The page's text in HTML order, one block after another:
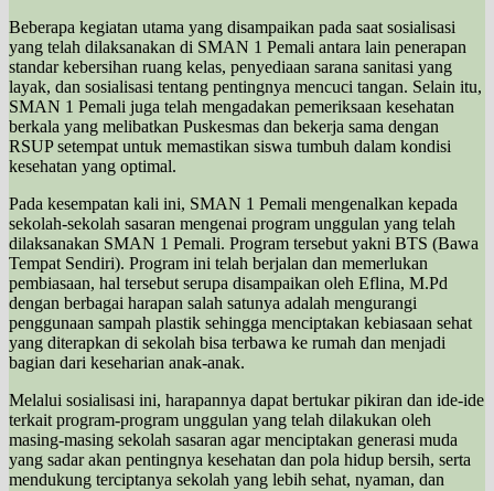
Beberapa kegiatan utama yang disampaikan pada saat sosialisasi
yang telah dilaksanakan di SMAN 1 Pemali antara lain penerapan
standar kebersihan ruang kelas, penyediaan sarana sanitasi yang
layak, dan sosialisasi tentang pentingnya mencuci tangan. Selain itu,
SMAN 1 Pemali juga telah mengadakan pemeriksaan kesehatan
berkala yang melibatkan Puskesmas dan bekerja sama dengan
RSUP setempat untuk memastikan siswa tumbuh dalam kondisi
kesehatan yang optimal.
Pada kesempatan kali ini, SMAN 1 Pemali mengenalkan kepada
sekolah-sekolah sasaran mengenai program unggulan yang telah
dilaksanakan SMAN 1 Pemali. Program tersebut yakni BTS (Bawa
Tempat Sendiri). Program ini telah berjalan dan memerlukan
pembiasaan, hal tersebut serupa disampaikan oleh Eflina, M.Pd
dengan berbagai harapan salah satunya adalah mengurangi
penggunaan sampah plastik sehingga menciptakan kebiasaan sehat
yang diterapkan di sekolah bisa terbawa ke rumah dan menjadi
bagian dari keseharian anak-anak.
Melalui sosialisasi ini, harapannya dapat bertukar pikiran dan ide-ide
terkait program-program unggulan yang telah dilakukan oleh
masing-masing sekolah sasaran agar menciptakan generasi muda
yang sadar akan pentingnya kesehatan dan pola hidup bersih, serta
mendukung terciptanya sekolah yang lebih sehat, nyaman, dan